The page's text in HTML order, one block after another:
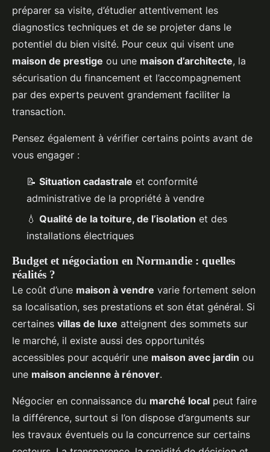
préparer sa visite, d’étudier attentivement les
diagnostics techniques et de se projeter dans le
potentiel du bien visité. Pour ceux qui visent une
maison de prestige ou une maison d’architecte, la
sécurisation du financement et l’accompagnement
par des experts peuvent grandement faciliter la
transaction.
Pensez également à vérifier certains points avant de
vous engager :
📝 Situation cadastrale et conformité
administrative de la propriété à vendre
💧 Qualité de la toiture, de l’isolation et des
installations électriques
Budget et négociation en Normandie : quelles
réalités ?
Le coût d’une maison à vendre varie fortement selon
sa localisation, ses prestations et son état général. Si
certaines villas de luxe atteignent des sommets sur
le marché, il existe aussi des opportunités
accessibles pour acquérir une maison avec jardin ou
une maison ancienne à rénover.
Négocier en connaissance du marché local peut faire
la différence, surtout si l’on dispose d’arguments sur
les travaux éventuels ou la concurrence sur certains